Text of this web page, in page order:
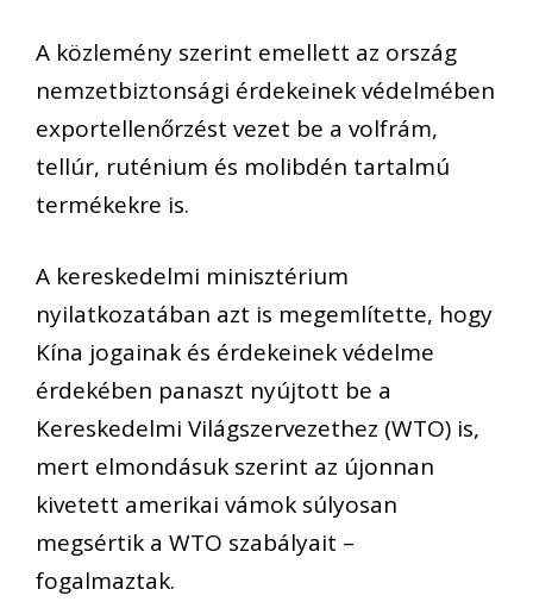
A közlemény szerint emellett az ország
nemzetbiztonsági érdekeinek védelmében
exportellenőrzést vezet be a volfrám,
tellúr, ruténium és molibdén tartalmú
termékekre is.
A kereskedelmi minisztérium
nyilatkozatában azt is megemlítette, hogy
Kína jogainak és érdekeinek védelme
érdekében panaszt nyújtott be a
Kereskedelmi Világszervezethez (WTO) is,
mert elmondásuk szerint az újonnan
kivetett amerikai vámok súlyosan
megsértik a WTO szabályait –
fogalmaztak.